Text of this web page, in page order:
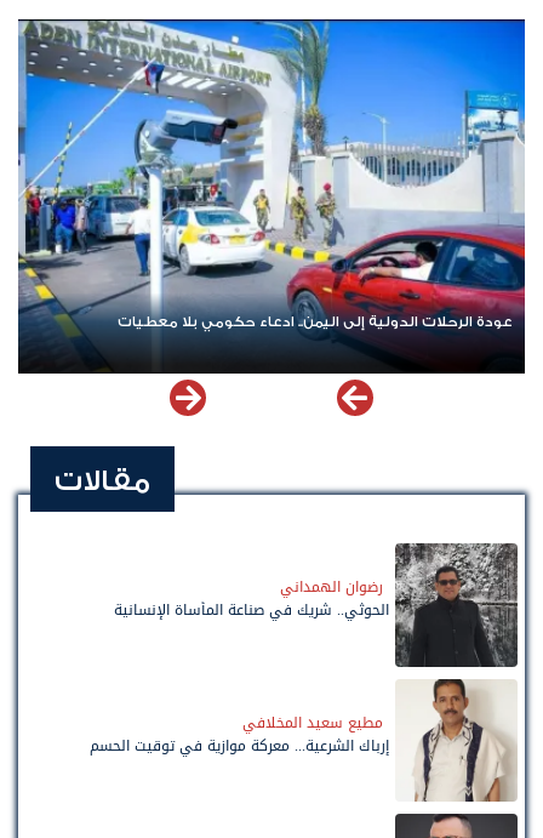
الدولية إلى اليمن.. ادعاء حكومي بلا معطيات اشترك الآن
مقالات
رضوان الهمداني
الحوثي.. شريك في صناعة المأساة الإنسانية
مطيع سعيد المخلافي
إرباك الشرعية... معركة موازية في توقيت الحسم